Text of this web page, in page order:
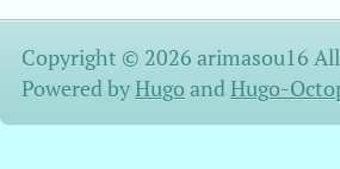
Copyright © 2026 arimasou16
Powered byHugo andHugo-